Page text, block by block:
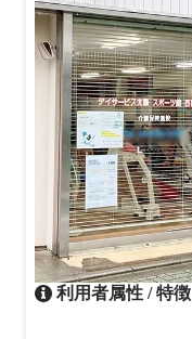
利用者属性 / 特徴